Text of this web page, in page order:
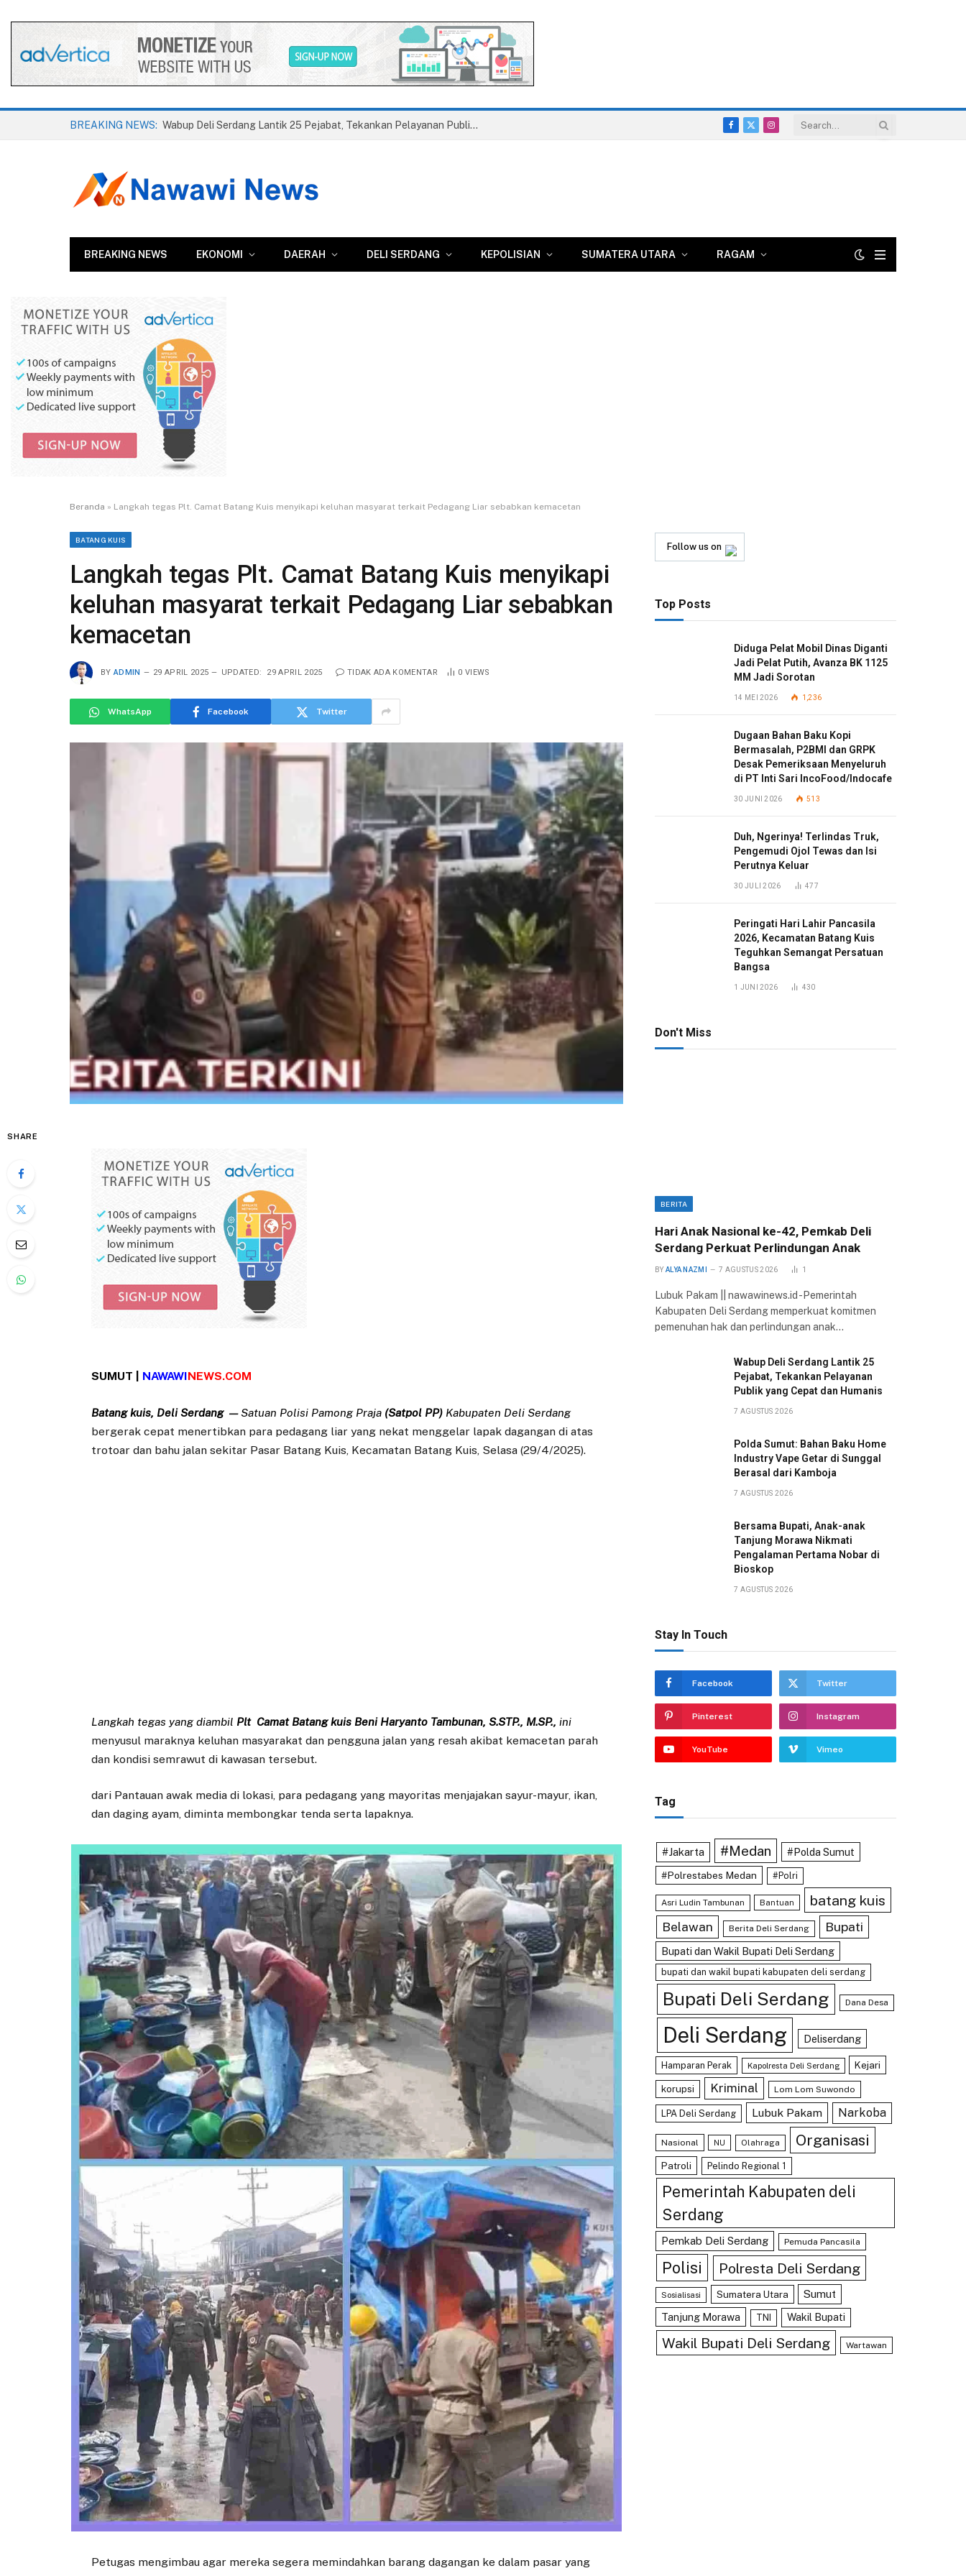
BREAKING NEWS: Wabup Deli Serdang Lantik 25 Pejabat, Tekankan Pelayanan Publik yang Cepat dan Humanis
Facebook
X
Instagram
BREAKING NEWS EKONOMI DAERAH DELI SERDANG KEPOLISIAN SUMATERA UTARA RAGAM
Beranda » Langkah tegas Plt. Camat Batang Kuis menyikapi keluhan masyarat terkait Pedagang Liar sebabkan kemacetan
BATANG KUIS
Langkah tegas Plt. Camat Batang Kuis menyikapi
keluhan masyarat terkait Pedagang Liar sebabkan
kemacetan
BY ADMIN 29 APRIL 2025 UPDATED: 29 APRIL 2025 TIDAK ADA KOMENTAR 0 VIEWS
WhatsApp Facebook Twitter
SHARE
SUMUT | NAWAWINEWS.COM
Batang kuis, Deli Serdang—Satuan Polisi Pamong Praja (Satpol PP) Kabupaten Deli Serdang
bergerak cepat menertibkan para pedagang liar yang nekat menggelar lapak dagangan di atas
trotoar dan bahu jalan sekitar Pasar Batang Kuis, Kecamatan Batang Kuis, Selasa (29/4/2025).
Langkah tegas yang diambil Plt Camat Batang kuis Beni Haryanto Tambunan, S.STP., M.SP.,ini
menyusul maraknya keluhan masyarakat dan pengguna jalan yang resah akibat kemacetan parah
dan kondisi semrawut di kawasan tersebut.
dari Pantauan awak media di lokasi, para pedagang yang mayoritas menjajakan sayur-mayur, ikan,
dan daging ayam, diminta membongkar tenda serta lapaknya.
Petugas mengimbau agar mereka segera memindahkan barang dagangan ke dalam pasar yang
Follow us on
Top Posts
Diduga Pelat Mobil Dinas Diganti
Jadi Pelat Putih, Avanza BK 1125
MM Jadi Sorotan
14 MEI 2026 1,236
Dugaan Bahan Baku Kopi
Bermasalah, P2BMI dan GRPK
Desak Pemeriksaan Menyeluruh
di PT Inti Sari IncoFood/Indocafe
30 JUNI 2026 513
Duh, Ngerinya! Terlindas Truk,
Pengemudi Ojol Tewas dan Isi
Perutnya Keluar
30 JULI 2026 477
Peringati Hari Lahir Pancasila
2026, Kecamatan Batang Kuis
Teguhkan Semangat Persatuan
Bangsa
1 JUNI 2026 430
Don't Miss
BERITA
Hari Anak Nasional ke-42, Pemkab Deli
Serdang Perkuat Perlindungan Anak
BY ALYA NAZMI 7 AGUSTUS 2026 1
Lubuk Pakam || nawawinews.id -Pemerintah
Kabupaten Deli Serdang memperkuat komitmen
pemenuhan hak dan perlindungan anak…
Wabup Deli Serdang Lantik 25
Pejabat, Tekankan Pelayanan
Publik yang Cepat dan Humanis
7 AGUSTUS 2026
Polda Sumut: Bahan Baku Home
Industry Vape Getar di Sunggal
Berasal dari Kamboja
7 AGUSTUS 2026
Bersama Bupati, Anak-anak
Tanjung Morawa Nikmati
Pengalaman Pertama Nobar di
Bioskop
7 AGUSTUS 2026
Stay In Touch
Facebook Twitter
Pinterest Instagram
YouTube Vimeo
Tag
#Jakarta #Medan #Polda Sumut
#Polrestabes Medan #Polri
Asri Ludin Tambunan Bantuan batang kuis
Belawan Berita Deli Serdang Bupati
Bupati dan Wakil Bupati Deli Serdang
bupati dan wakil bupati kabupaten deli serdang
Bupati Deli Serdang Dana Desa
Deli Serdang Deliserdang
Hamparan Perak Kapolresta Deli Serdang Kejari
korupsi Kriminal Lom Lom Suwondo
LPA Deli Serdang Lubuk Pakam Narkoba
Nasional NU Olahraga Organisasi
Patroli Pelindo Regional 1
Pemerintah Kabupaten deli
Serdang
Pemkab Deli Serdang Pemuda Pancasila
Polisi Polresta Deli Serdang
Sosialisasi Sumatera Utara
Sumut
Tanjung Morawa
TNI Wakil Bupati
Wakil Bupati Deli Serdang Wartawan